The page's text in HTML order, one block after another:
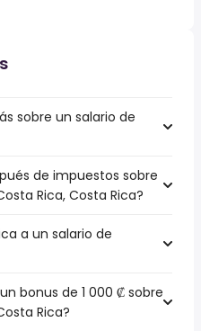
sobre un salario de
de impuestos sobre
Rica, Costa Rica?
a un salario de
bonus de 1 000 ₡ sobre
Rica?